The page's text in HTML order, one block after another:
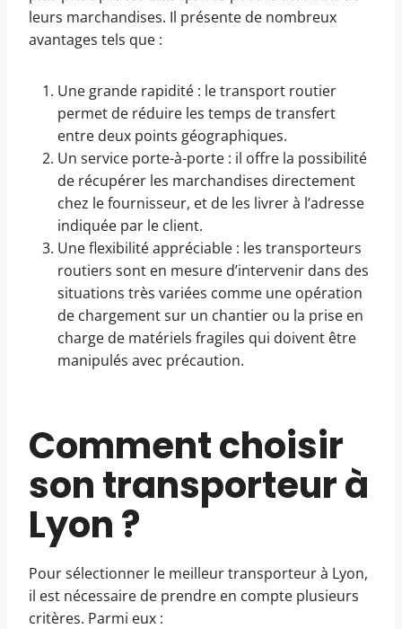
leurs marchandises. Il présente de nombreux
avantages tels que :
Une grande rapidité : le transport routier
permet de réduire les temps de transfert
entre deux points géographiques.
Un service porte-à-porte : il offre la possibilité
de récupérer les marchandises directement
chez le fournisseur, et de les livrer à l’adresse
indiquée par le client.
Une flexibilité appréciable : les transporteurs
routiers sont en mesure d’intervenir dans des
situations très variées comme une opération
de chargement sur un chantier ou la prise en
charge de matériels fragiles qui doivent être
manipulés avec précaution.
Comment choisir
son transporteur à
Lyon ?
Pour sélectionner le meilleur transporteur à Lyon,
il est nécessaire de prendre en compte plusieurs
critères. Parmi eux :